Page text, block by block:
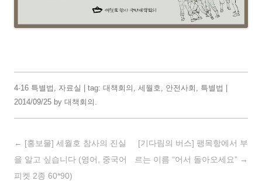
4·16 특별법 자료실 | tag: 대책회의 세월호 안전사회 특별법 |
2014/09/25 by 대책회의
Post navigation
← [홍보물] 세월호 참사의 진실
을 알고 싶습니다 (영어, 중국어
피켓 2종 60*90)
[기다림의 버스] 팽목항에서 부
르는 이름 “어서 돌아오세요” →